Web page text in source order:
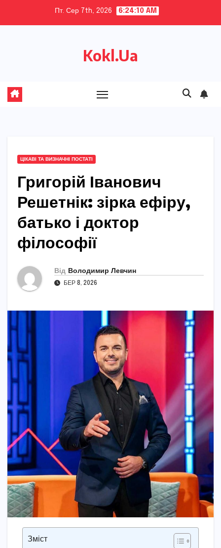
Пт. Сер 7th, 2026 6:24:11 AM
Kokl.Ua
ЦІКАВІ ТА ВИЗНАЧНІ ПОСТАТІ
Григорій Іванович
Решетнік: зірка ефіру,
батько і доктор
філософії
Від Володимир Левчин
БЕР 8, 2026
Зміст